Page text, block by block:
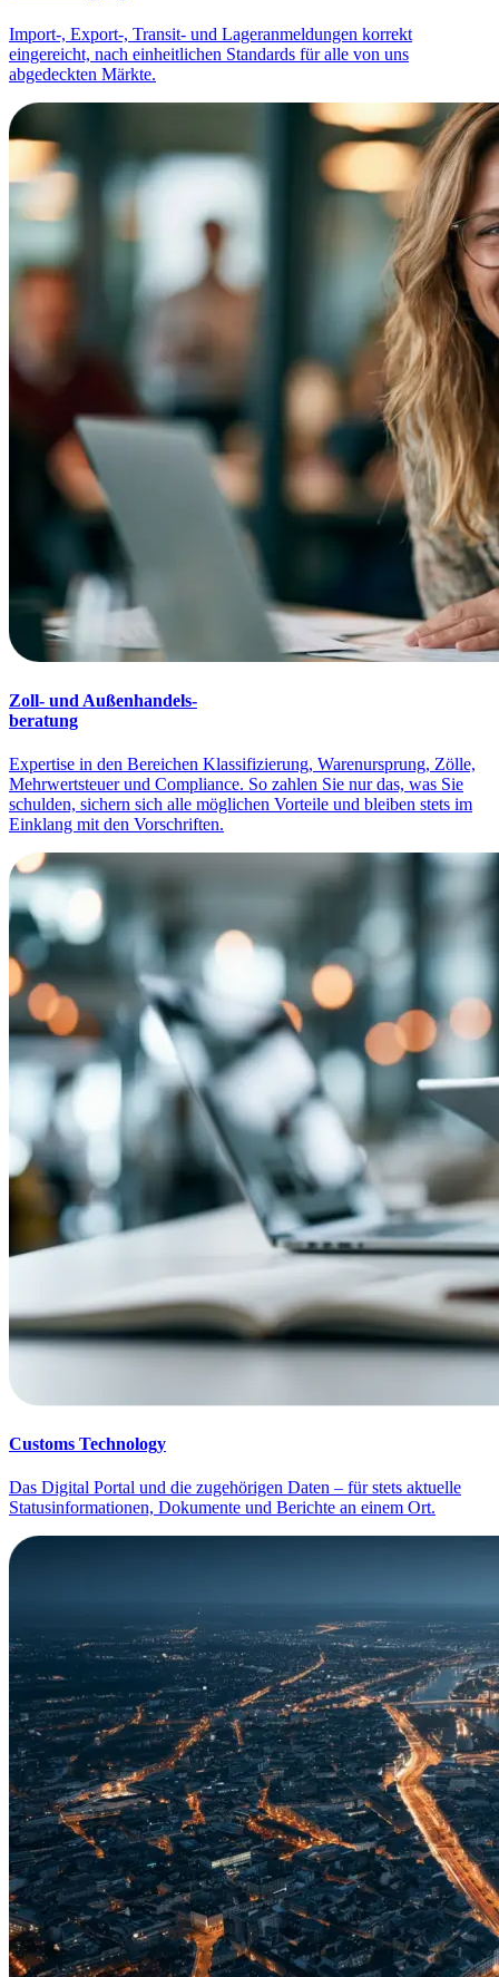
Import-, Export-, Transit- und Lageranmeldungen korrekt
eingereicht, nach einheitlichen Standards für alle von uns
abgedeckten Märkte.
Zoll- und Außenhandels-
beratung
Expertise in den Bereichen Klassifizierung, Warenursprung, Zölle,
Mehrwertsteuer und Compliance. So zahlen Sie nur das, was Sie
schulden, sichern sich alle möglichen Vorteile und bleiben stets im
Einklang mit den Vorschriften.
Customs Technology
Das Digital Portal und die zugehörigen Daten – für stets aktuelle
Statusinformationen, Dokumente und Berichte an einem Ort.